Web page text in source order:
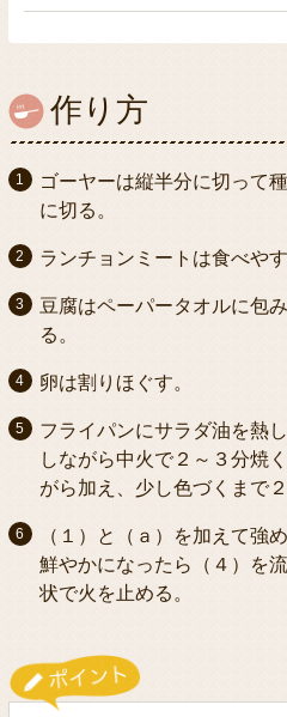
作り方
ゴーヤーは縦半分に切って
に切る。
ランチョンミートは食べやす
豆腐はペーパータオルに包
る。
卵は割りほぐす。
フライパンにサラダ油を熱
しながら中火で２～３分焼
がら加え、少し色づくまで２
（１）と（ａ）を加えて強
鮮やかになったら（４）を
状で火を止める。